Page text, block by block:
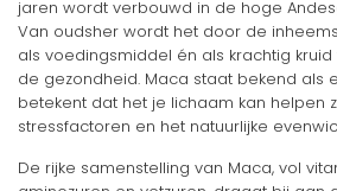
jaren wordt verbouwd in de hoge
Van oudsher wordt het door de
als voedingsmiddel én als krachtig
de gezondheid. Maca staat bekend als
betekent dat het je lichaam kan helpen
stressfactoren en het natuurlijke
De rijke samenstelling van Maca, vol